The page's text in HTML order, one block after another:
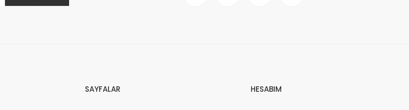
SAYFALAR HESABIM